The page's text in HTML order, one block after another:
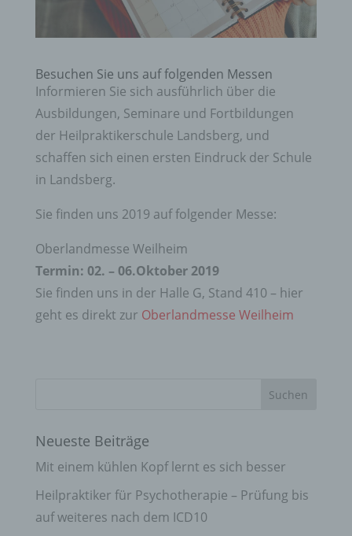
Besuchen Sie uns auf folgenden Messen
Informieren Sie sich ausführlich über die
Ausbildungen, Seminare und Fortbildungen
der Heilpraktikerschule Landsberg, und
schaffen sich einen ersten Eindruck der Schule
in Landsberg.
Sie finden uns 2019 auf folgender Messe:
Oberlandmesse Weilheim
Termin: 02. – 06.Oktober 2019
Sie finden uns in der Halle G, Stand 410 – hier
geht es direkt zur Oberlandmesse Weilheim
Neueste Beiträge
Mit einem kühlen Kopf lernt es sich besser
Heilpraktiker für Psychotherapie – Prüfung bis
auf weiteres nach dem ICD10